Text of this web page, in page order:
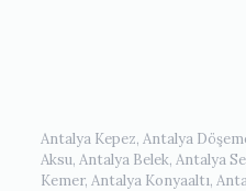
Antalya Kepez, Antalya
Aksu, Antalya Belek, Antalya
Kemer, Antalya Konyaaltı,